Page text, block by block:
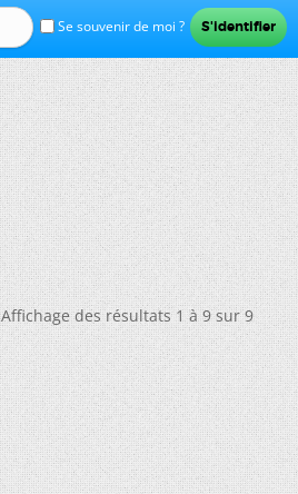
Se souvenir de moi ?
Affichage des résultats 1 à 9 sur 9